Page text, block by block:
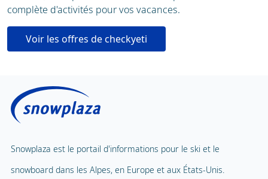
complète d'activités pour vos vacances.
Voir les offres de checkyeti
Snowplaza est le portail d'informations pour le ski et le
snowboard dans les Alpes, en Europe et aux États-Unis.